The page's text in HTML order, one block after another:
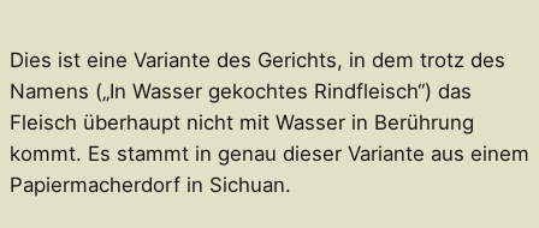
Dies ist eine Variante des Gerichts, in dem trotz des
Namens („In Wasser gekochtes Rindfleisch“) das
Fleisch überhaupt nicht mit Wasser in Berührung
kommt. Es stammt in genau dieser Variante aus einem
Papiermacherdorf in Sichuan.